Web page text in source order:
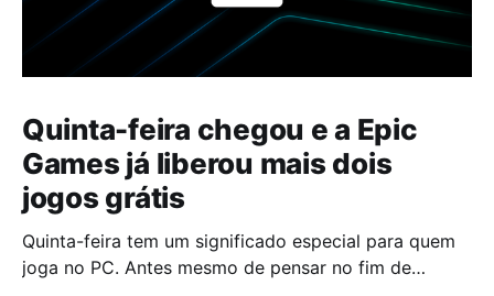
Quinta-feira chegou e a Epic
Games já liberou mais dois
jogos grátis
Quinta-feira tem um significado especial para quem
joga no PC. Antes mesmo de pensar no fim de